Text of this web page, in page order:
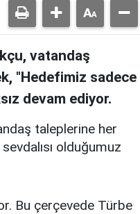
vatandaş
"Hedefimiz sadece
devam ediyor.
taleplerine her
olduğumuz
Bu çerçevede Türbe